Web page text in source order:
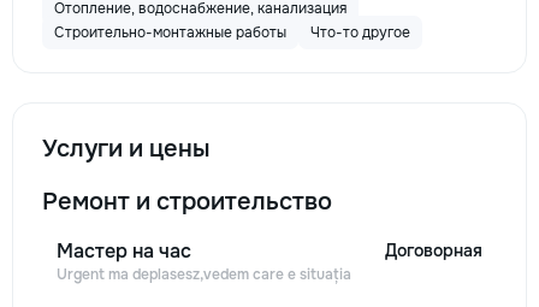
Отопление, водоснабжение, канализация
Строительно-монтажные работы
Что-то другое
Услуги и цены
Ремонт и строительство
Мастер на час
Urgent ma deplasesz,vedem care e situația
Договорная